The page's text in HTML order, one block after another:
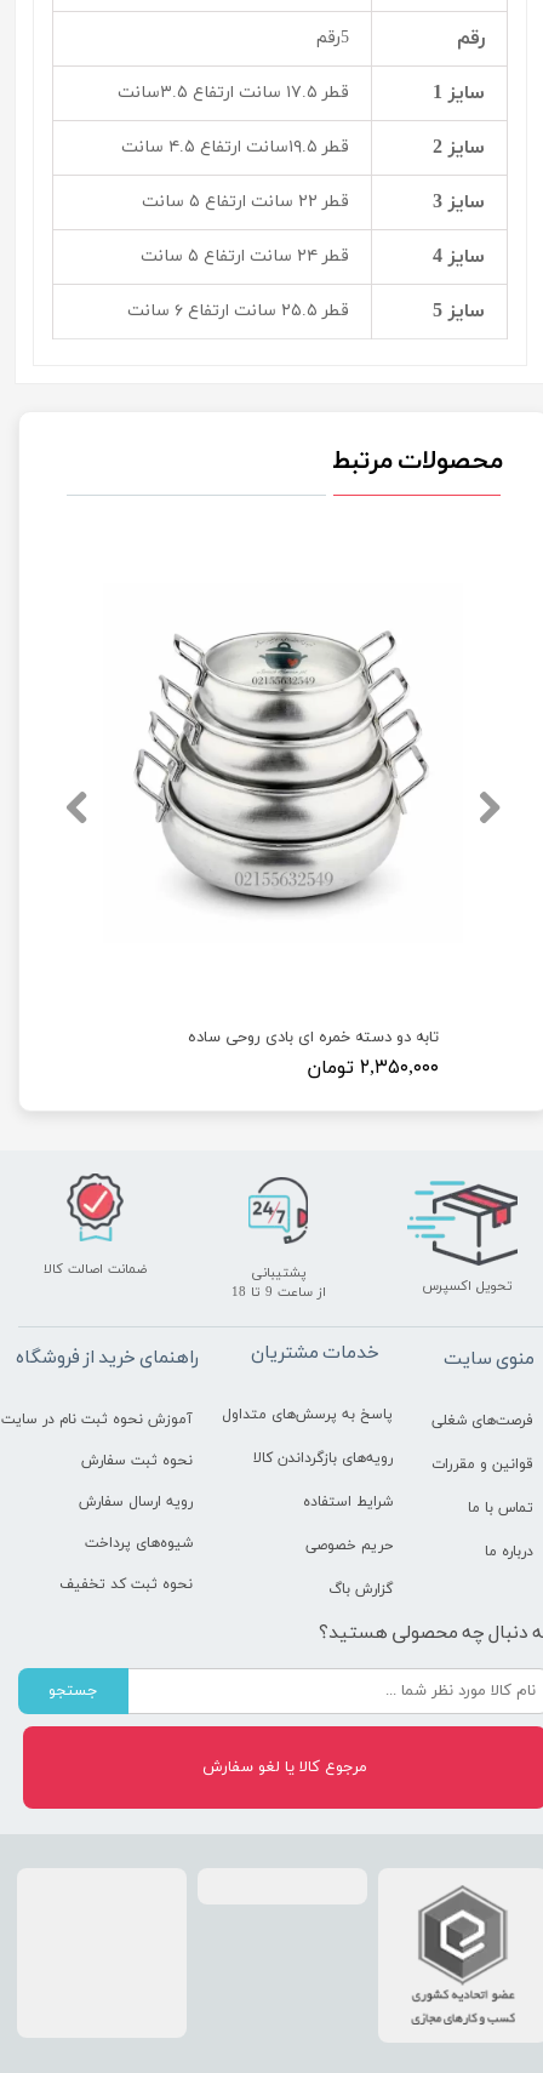
رقم 5رقم
سایز 1 قطر ۱۷.۵ سانت ارتفاع ۳.۵سانت
سایز 2 قطر ۱۹.۵سانت ارتفاع ۴.۵ سانت
سایز 3 قطر ۲۲ سانت ارتفاع ۵ سانت
سایز 4 قطر ۲۴ سانت ارتفاع ۵ سانت
سایز 5 قطر ۲۵.۵ سانت ارتفاع ۶ سانت
محصولات مرتبط
تابه دو دسته خمره ای بادی روحی ساده
۲,۳۵۰,۰۰۰ تومان
تحویل اکسپرس
پشتیبانی
​​​​​​​از ساعت 9 تا 18
ضمانت اصالت کالا
راهنمای خرید از فروشگاه
آموزش نحوه ثبت نام در سایت
نحوه ثبت سفارش
رویه ارسال سفارش
شیوه‌های پرداخت
نحوه ثبت کد تخفیف
خدمات مشتریان
پاسخ به پرسش‌های متداول
رویه‌های بازگرداندن کالا
شرایط استفاده
حریم خصوصی
گزارش باگ
منوی سایت
فرصت‌های شغلی
قوانین و مقررات
تماس با ما
درباره ما
دنبال چه محصولی هستید؟
جستجو
مرجوع کالا یا لغو سفارش